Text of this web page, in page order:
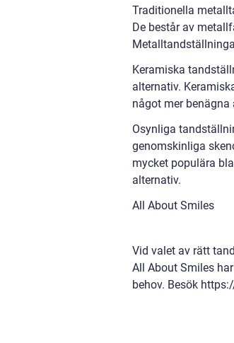
Traditionella
De består av
Keramiska
alternativ.
något mer
Osynliga
genomskinliga
mycket populära
alternativ.
All About Smiles
Vid valet av rätt
All About Smiles
behov. Besök